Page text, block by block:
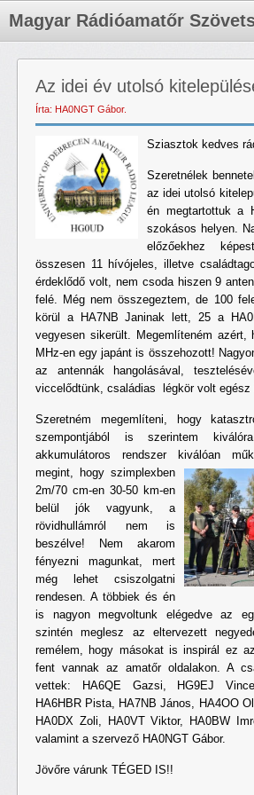
Magyar Rádióamatőr
Az idei év utolsó
Írta: HA0NGT Gábor.
Sziasztok kedves
Szeretnélek
az idei utolsó
én megtartottuk a
szokásos helyen.
előzőekhez
összesen 11 hívójeles, illetve
érdeklődő volt, nem csoda hiszen 9
felé. Még nem összegeztem, de 100
körül a HA7NB Janinak lett, 25 a
vegyesen sikerült. Megemlíteném azért,
MHz-en egy japánt is összehozott!
az antennák hangolásával,
viccelődtünk, családias légkör volt egész
Szeretném megemlíteni, hogy
szempontjából is szerintem
akkumulátoros rendszer kiválóan
megint, hogy szimplexben
2m/70 cm-en 30-50 km-en
belül jók vagyunk, a
rövidhullámról nem is
beszélve! Nem akarom
fényezni magunkat, mert
még lehet csiszolgatni
rendesen. A többiek és én
is nagyon megvoltunk elégedve az
szintén meglesz az eltervezett
remélem, hogy másokat is inspirál ez
fent vannak az amatőr oldalakon. A
vettek: HA6QE Gazsi, HG9EJ
HA6HBR Pista, HA7NB János, HA4OO
HA0DX Zoli, HA0VT Viktor, HA0BW
valamint a szervező HA0NGT Gábor.
Jövőre várunk TÉGED IS!!